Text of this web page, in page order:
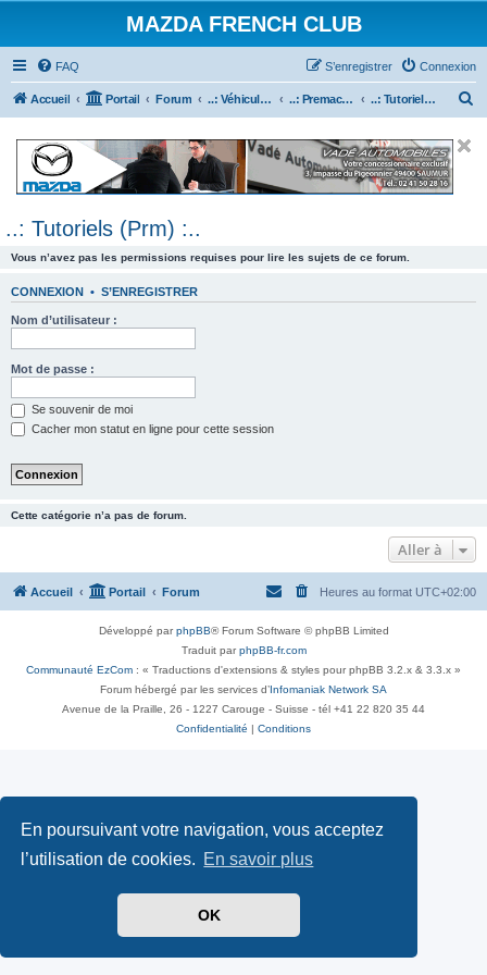
En poursuivant votre navigation, vous acceptez
l’utilisation de cookies. En savoir plus
OK
MAZDA FRENCH CLUB
FAQ Connexion
S’enregistrer
Accueil Portail Forum ..: Véhicules Mazda ancien (<2003) :.. ..: Premacy :.. ..: Tutoriels (Prm) :..
e
..: Tutoriels (Prm) :..
Vous n’avez pas les permissions requises pour lire les sujets de ce forum.
CONNEXION • S’ENREGISTRER
Nom d’utilisateur :
Mot de passe :
Se souvenir de moi
Cacher mon statut en ligne pour cette session
Cette catégorie n’a pas de forum.
Aller à
Accueil Portail Forum Heures au format UTC+02:00
Développé parphpBB® Forum Software © phpBB Limited
Traduit parphpBB-fr.com
Communauté EzCom : « Traductions d'extensions & styles pour phpBB 3.2.x & 3.3.x »
Forum hébergé par les services d’ Infomaniak Network SA
Avenue de la Praille, 26 - 1227 Carouge - Suisse - tél +41 22 820 35 44
Confidentialité
Conditions